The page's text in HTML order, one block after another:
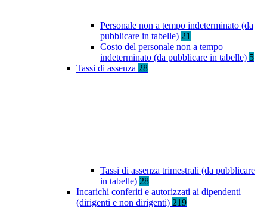
Personale non a tempo indeterminato (da
pubblicare in tabelle) 21
Costo del personale non a tempo
indeterminato (da pubblicare in tabelle) 5
Tassi di assenza 28
Tassi di assenza trimestrali (da pubblicare
in tabelle) 28
Incarichi conferiti e autorizzati ai dipendenti
(dirigenti e non dirigenti) 219